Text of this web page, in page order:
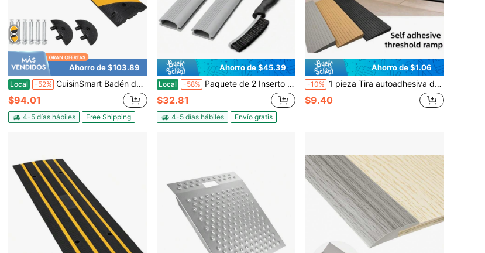
Ahorro de $103.89
Local -52% CuisinSmart Badén de goma de 6 pies para caminos de grava, diseño de goma duradera, ideal para calles residenciales
$94.01
4-5 días hábiles Free Shipping
Ahorro de $45.39
Local -58% Paquete de 2 Inserto de Reemplazo de Sello de Umbral de Puerta de 36 Pulgadas, Inserto de Umbral de Vinilo Gris para Umbrales de Aluminio Ajustables, Tira de Sello de Umbral de Puerta, 1-5/16" An x 3/8" Al
$32.81
4-5 días hábiles Envío gratis
Ahorro de $1.06
-10% 1 pieza Tira autoadhesiva de 0,9 m/35,43 pulgadas para escalón y rampa, tira de rampa multiusos de fácil instalación para el hogar, la oficina, reduce las tiras de transición de azulejos para uso en el hogar y al aire libre, adecuada para umbrales de puertas interiores, escalones ascendentes y escaleras
$9.40